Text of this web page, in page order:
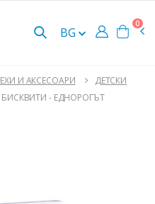
BG
0
И АКСЕСОАРИ
ДЕТСКИ
БИСКВИТИ - ЕДНОРОГЪТ